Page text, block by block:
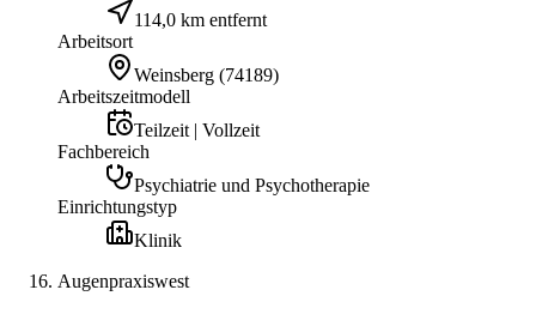
114,0 km entfernt
Arbeitsort
Weinsberg (74189)
Arbeitszeitmodell
Teilzeit | Vollzeit
Fachbereich
Psychiatrie und Psychotherapie
Einrichtungstyp
Klinik
Augenpraxiswest